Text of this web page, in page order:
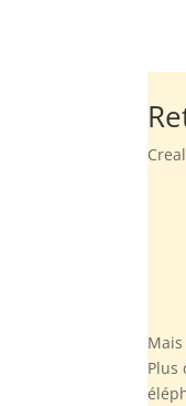
Plus